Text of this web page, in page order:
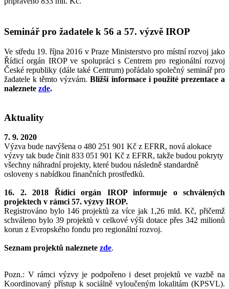
Seminář pro žadatele k 56 a 57. výzvě IROP
Ve středu 19. října 2016 v Praze Ministerstvo pro místní rozvoj jako
Řídicí orgán IROP ve spolupráci s Centrem pro regionální rozvoj
České republiky (dále také Centrum) pořádalo společný seminář pro
žadatele k těmto výzvám.Bližší informace i použité prezentace a
naleznete zde.
Aktuality
7. 9. 2020
Výzva bude navýšena o 480 251 901 Kč z EFRR, nová alokace
výzvy tak bude činit 833 051 901 Kč z EFRR, takže budou pokryty
všechny náhradní projekty, které budou následně standardně
osloveny s nabídkou finančních prostředků.
16. 2. 2018 Řídicí orgán IROP informuje o schválených
projektech v rámci 57. výzvy IROP.
Registrováno bylo 146 projektů za více jak 1,26 mld. Kč, přičemž
schváleno bylo 39 projektů v celkové výši dotace přes 342 milionů
korun z Evropského fondu pro regionální rozvoj.
Seznam projektů naleznete zde.
Pozn.: V rámci výzvy je podpořeno i deset projektů ve vazbě na
Koordinovaný přístup k sociálně vyloučeným lokalitám (KPSVL).